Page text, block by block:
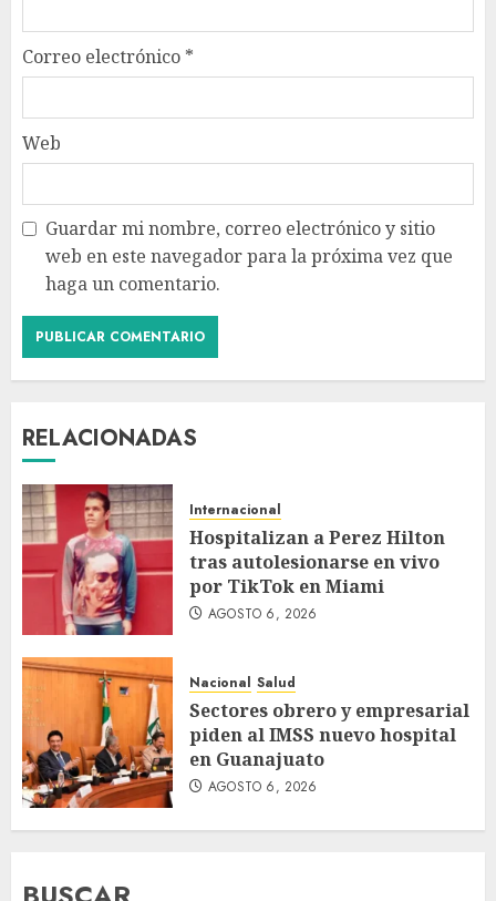
Correo electrónico *
Web
Guardar mi nombre, correo electrónico y sitio
web en este navegador para la próxima vez que
haga un comentario.
RELACIONADAS
Internacional
Hospitalizan a Perez Hilton
tras autolesionarse en vivo
por TikTok en Miami
AGOSTO 6, 2026
Nacional Salud
Sectores obrero y empresarial
piden al IMSS nuevo hospital
en Guanajuato
AGOSTO 6, 2026